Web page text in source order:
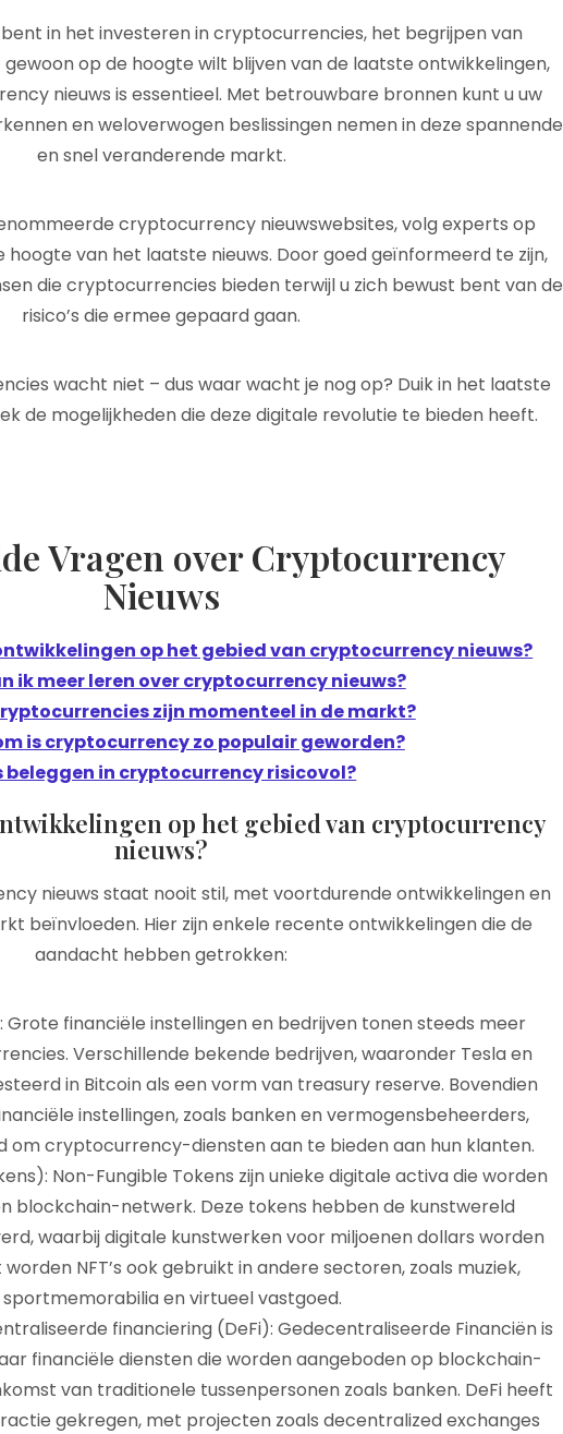
in het investeren in cryptocurrencies, het begrijpen van
op de hoogte wilt blijven van de laatste ontwikkelingen,
nieuws is essentieel. Met betrouwbare bronnen kunt u uw
en weloverwogen beslissingen nemen in deze spannende
en snel veranderende markt.
cryptocurrency nieuwswebsites, volg experts op
hoogte van het laatste nieuws. Door goed geïnformeerd te zijn,
die cryptocurrencies bieden terwijl u zich bewust bent van de
risico’s die ermee gepaard gaan.
wacht niet – dus waar wacht je nog op? Duik in het laatste
de mogelijkheden die deze digitale revolutie te bieden heeft.
Vragen over Cryptocurrency
Nieuws
op het gebied van cryptocurrency nieuws?
ik meer leren over cryptocurrency nieuws?
zijn momenteel in de markt?
is cryptocurrency zo populair geworden?
beleggen in cryptocurrency risicovol?
op het gebied van cryptocurrency
nieuws?
nieuws staat nooit stil, met voortdurende ontwikkelingen en
beïnvloeden. Hier zijn enkele recente ontwikkelingen die de
aandacht hebben getrokken:
financiële instellingen en bedrijven tonen steeds meer
Verschillende bekende bedrijven, waaronder Tesla en
in Bitcoin als een vorm van treasury reserve. Bovendien
instellingen, zoals banken en vermogensbeheerders,
om cryptocurrency-diensten aan te bieden aan hun klanten.
Non-Fungible Tokens zijn unieke digitale activa die worden
blockchain-netwerk. Deze tokens hebben de kunstwereld
waarbij digitale kunstwerken voor miljoenen dollars worden
NFT’s ook gebruikt in andere sectoren, zoals muziek,
sportmemorabilia en virtueel vastgoed.
financiering (DeFi): Gedecentraliseerde Financiën is
financiële diensten die worden aangeboden op blockchain-
van traditionele tussenpersonen zoals banken. DeFi heeft
gekregen, met projecten zoals decentralized exchanges